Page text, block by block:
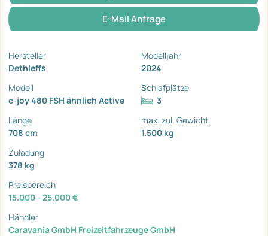
E-Mail Anfrage
Hersteller
Dethleffs
Modelljahr
2024
Modell
c-joy 480 FSH ähnlich Active
Schlafplätze
3
Länge
708 cm
max. zul. Gewicht
1.500 kg
Zuladung
378 kg
Preisbereich
15.000 - 25.000 €
Händler
Caravania GmbH Freizeitfahrzeuge GmbH